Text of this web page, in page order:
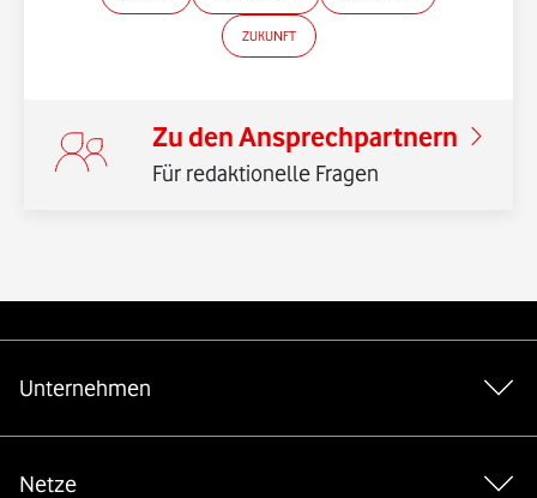
ZUKUNFT
Zu den Ansprechpartnern
Für redaktionelle Fragen
Unternehmen
Netze